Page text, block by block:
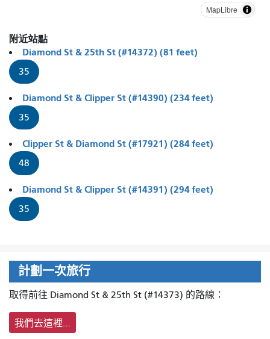
MapLibre
附近站點
Diamond St & 25th St (#14372) (81 feet)
35
Diamond St & Clipper St (#14390) (234 feet)
35
Clipper St & Diamond St (#17921) (284 feet)
48
Diamond St & Clipper St (#14391) (294 feet)
35
計劃一次旅行
取得前往 Diamond St & 25th St (#14373) 的路線：
我們去這裡…